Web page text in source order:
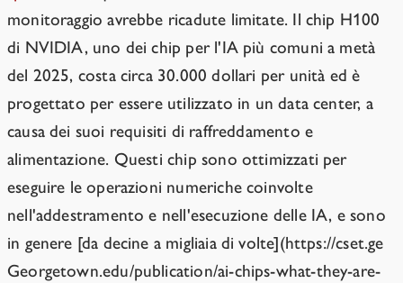
monitoraggio avrebbe ricadute limitate. Il chip H100
di NVIDIA, uno dei chip per l'IA più comuni a metà
del 2025, costa circa 30.000 dollari per unità ed è
progettato per essere utilizzato in un data center, a
causa dei suoi requisiti di raffreddamento e
alimentazione. Questi chip sono ottimizzati per
eseguire le operazioni numeriche coinvolte
nell'addestramento e nell'esecuzione delle IA, e sono
in genere [da decine a migliaia di volte](https://cset.ge
Georgetown.edu/publication/ai-chips-what-they-are-